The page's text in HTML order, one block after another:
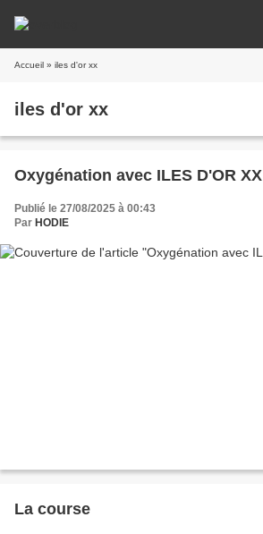
Accueil » iles d'or xx
iles d'or xx
Oxygénation avec ILES D'OR XX
Publié le 27/08/2025 à 00:43
Par HODIE
La course